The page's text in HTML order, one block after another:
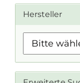
Hersteller